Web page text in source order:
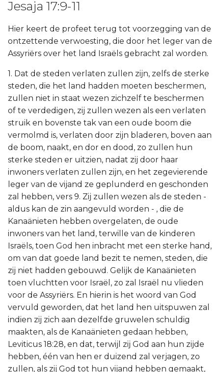
Jesaja 17:9-11
Hier keert de profeet terug tot voorzegging van de
ontzettende verwoesting, die door het leger van de
Assyriërs over het land Israëls gebracht zal worden.
1. Dat de steden verlaten zullen zijn, zelfs de sterke
steden, die het land hadden moeten beschermen,
zullen niet in staat wezen zichzelf te beschermen
of te verdedigen, zij zullen wezen als een verlaten
struik en bovenste tak van een oude boom die
vermolmd is, verlaten door zijn bladeren, boven aan
de boom, naakt, en dor en dood, zo zullen hun
sterke steden er uitzien, nadat zij door haar
inwoners verlaten zullen zijn, en het zegevierende
leger van de vijand ze geplunderd en geschonden
zal hebben, vers 9. Zij zullen wezen als de steden -
aldus kan de zin aangevuld worden - , die de
Kanaänieten hebben overgelaten, de oude
inwoners van het land, terwille van de kinderen
Israëls, toen God hen inbracht met een sterke hand,
om van dat goede land bezit te nemen, steden, die
zij niet hadden gebouwd. Gelijk de Kanaänieten
toen vluchtten voor Israël, zo zal Israël nu vlieden
voor de Assyriërs. En hierin is het woord van God
vervuld geworden, dat het land hen uitspuwen zal
indien zij zich aan dezelfde gruwelen schuldig
maakten, als de Kanaänieten gedaan hebben,
Leviticus 18:28, en dat, terwijl zij God aan hun zijde
hebben, één van hen er duizend zal verjagen, zo
zullen, als zij God tot hun vijand hebben gemaakt,